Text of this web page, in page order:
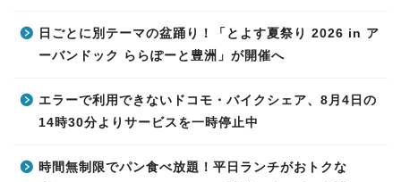
日ごとに別テーマの盆踊り！「とよす夏祭り 2026 in ア
ーバンドック ららぽーと豊洲」が開催へ
エラーで利用できないドコモ・バイクシェア、8月4日の
14時30分よりサービスを一時停止中
時間無制限でパン食べ放題！平日ランチがおトクな